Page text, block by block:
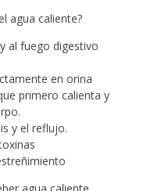
agua caliente?
al fuego digestivo
en orina
primero calienta y
y el reflujo.